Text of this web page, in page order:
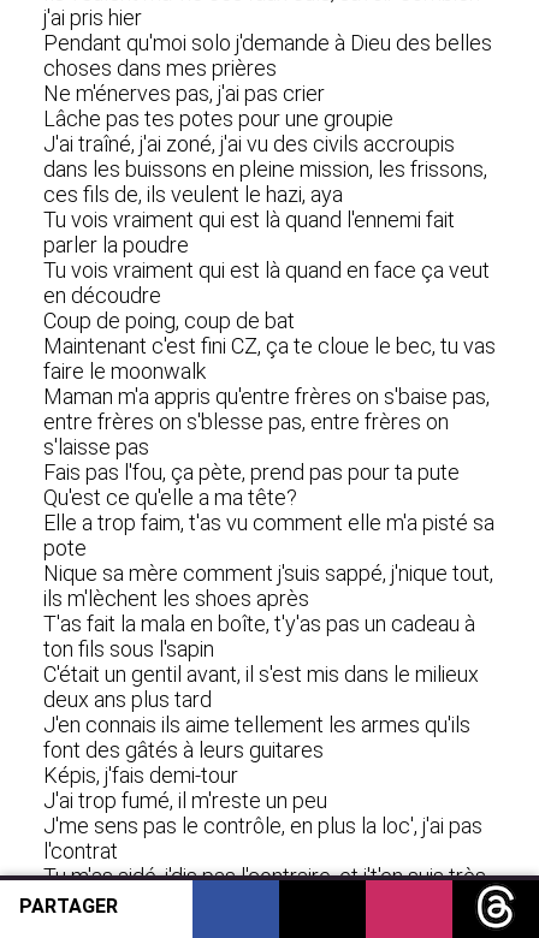
j'ai pris hier
Pendant qu'moi solo j'demande à Dieu des belles
choses dans mes prières
Ne m'énerves pas, j'ai pas crier
Lâche pas tes potes pour une groupie
J'ai traîné, j'ai zoné, j'ai vu des civils accroupis
dans les buissons en pleine mission, les frissons,
ces fils de, ils veulent le hazi, aya
Tu vois vraiment qui est là quand l'ennemi fait
parler la poudre
Tu vois vraiment qui est là quand en face ça veut
en découdre
Coup de poing, coup de bat
Maintenant c'est fini CZ, ça te cloue le bec, tu vas
faire le moonwalk
Maman m'a appris qu'entre frères on s'baise pas,
entre frères on s'blesse pas, entre frères on
s'laisse pas
Fais pas l'fou, ça pète, prend pas pour ta pute
Qu'est ce qu'elle a ma tête?
Elle a trop faim, t'as vu comment elle m'a pisté sa
pote
Nique sa mère comment j'suis sappé, j'nique tout,
ils m'lèchent les shoes après
T'as fait la mala en boîte, t'y'as pas un cadeau à
ton fils sous l'sapin
C'était un gentil avant, il s'est mis dans le milieux
deux ans plus tard
J'en connais ils aime tellement les armes qu'ils
font des gâtés à leurs guitares
Képis, j'fais demi-tour
J'ai trop fumé, il m'reste un peu
J'me sens pas le contrôle, en plus la loc', j'ai pas
l'contrat
Tu m'as aidé, j'dis pas l'contraire, et j't'en suis très
reconnaissant
J'te jure j'ai pas compris quand toi tu m'la rendue
PARTAGER